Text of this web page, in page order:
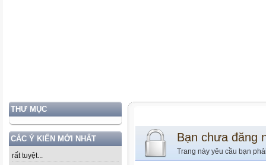
THƯ MỤC
CÁC Ý KIẾN MỚI NHẤT
rất tuyệt...
Bạn chưa đăng
Trang này yêu cầu bạn